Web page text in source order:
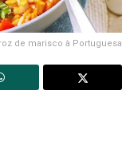
de marisco à Portuguesa